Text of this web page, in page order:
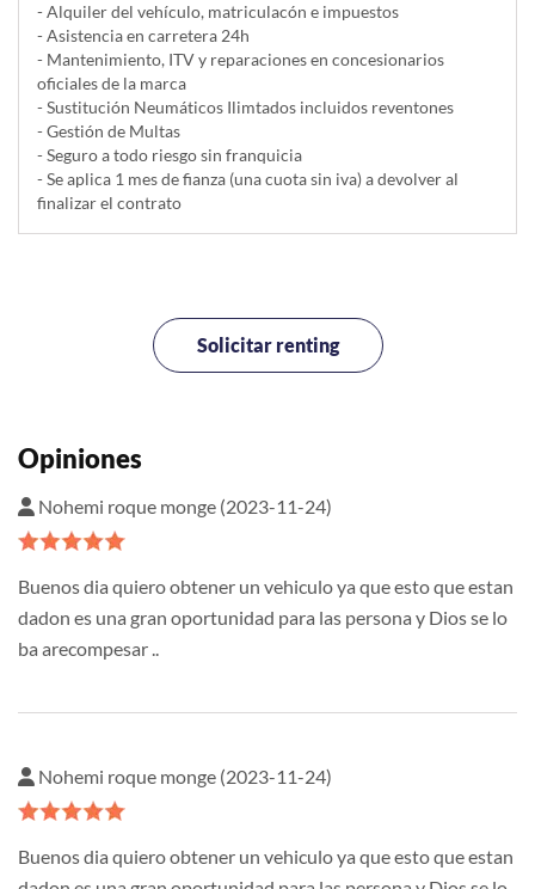
- Alquiler del vehí­culo, matriculacón e impuestos
- Asistencia en carretera 24h
- Mantenimiento, ITV y reparaciones en concesionarios
oficiales de la marca
- Sustitución Neumáticos Ilimtados incluidos reventones
- Gestión de Multas
- Seguro a todo riesgo sin franquicia
- Se aplica 1 mes de fianza (una cuota sin iva) a devolver al
finalizar el contrato
Solicitar renting
Opiniones
Nohemi roque monge (2023-11-24)
Buenos dia quiero obtener un vehiculo ya que esto que estan
dadon es una gran oportunidad para las persona y Dios se lo
ba arecompesar ..
Nohemi roque monge (2023-11-24)
Buenos dia quiero obtener un vehiculo ya que esto que estan